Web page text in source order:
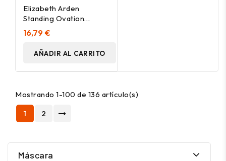
Elizabeth Arden
Standing Ovation
Mascara De Pestañas
Black
16,79 €
AÑADIR AL CARRITO
Mostrando 1-100 de 136 artículo(s)
1
2
Máscara